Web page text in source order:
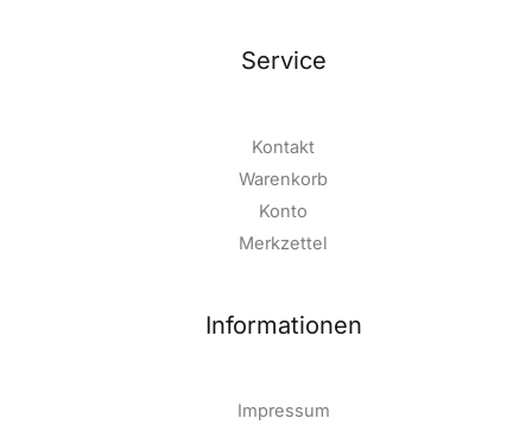
Service
Kontakt
Warenkorb
Konto
Merkzettel
Informationen
Impressum